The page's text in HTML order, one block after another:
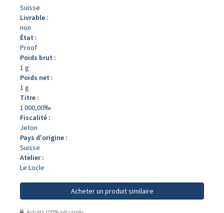
Suisse
Livrable :
non
État :
Proof
Poids brut :
1 g
Poids net :
1 g
Titre :
1 000,00‰
Fiscalité :
Jeton
Pays d'origine :
Suisse
Atelier :
Le Locle
Acheter un produit similaire